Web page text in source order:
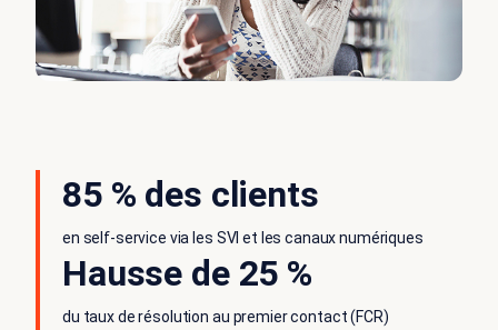
85 % des clients
en self-service via les SVI et les canaux numériques
Hausse de 25 %
du taux de résolution au premier contact (FCR)